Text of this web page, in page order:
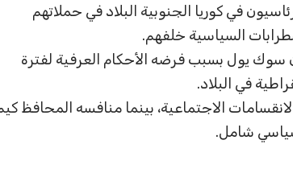
في كوريا الجنوبية البلاد في حملاتهم
السياسية خلفهم.
سوك يول بسبب فرضه الأحكام العرفية لفترة
في البلاد.
الاجتماعية، بينما منافسه المحافظ
شامل.